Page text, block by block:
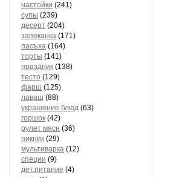
настойки (241)
супы (239)
десерт (204)
запеканка (171)
пасъха (164)
торты (141)
праздник (138)
тесто (129)
фарш (125)
лаваш (88)
украшение блюд (63)
горшок (42)
рулет мясн (36)
пикник (29)
мультиварка (12)
специи (9)
дет.питание (4)